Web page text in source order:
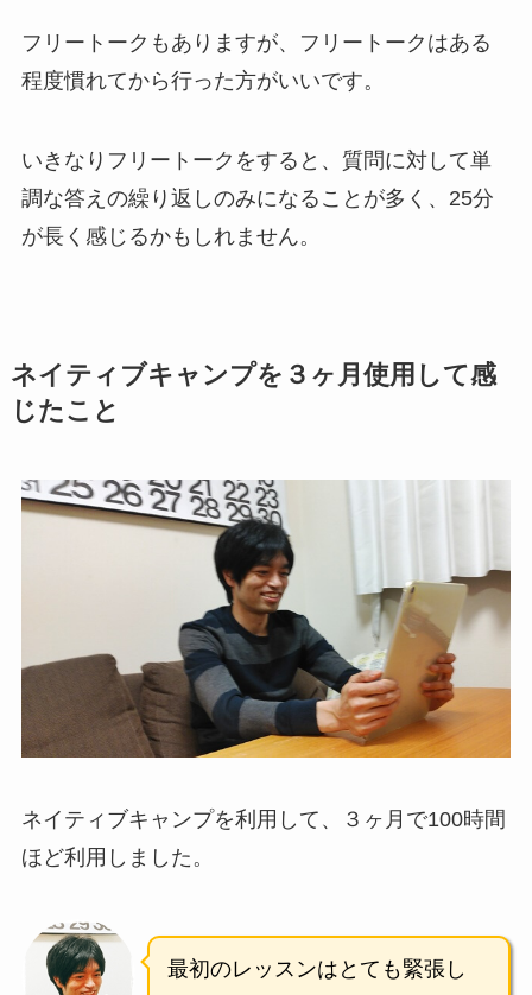
フリートークもありますが、フリートークはある
程度慣れてから行った方がいいです。
いきなりフリートークをすると、質問に対して単
調な答えの繰り返しのみになることが多く、25分
が長く感じるかもしれません。
ネイティブキャンプを３ヶ月使用して感
じたこと
ネイティブキャンプを利用して、３ヶ月で100時間
ほど利用しました。
最初のレッスンはとても緊張し